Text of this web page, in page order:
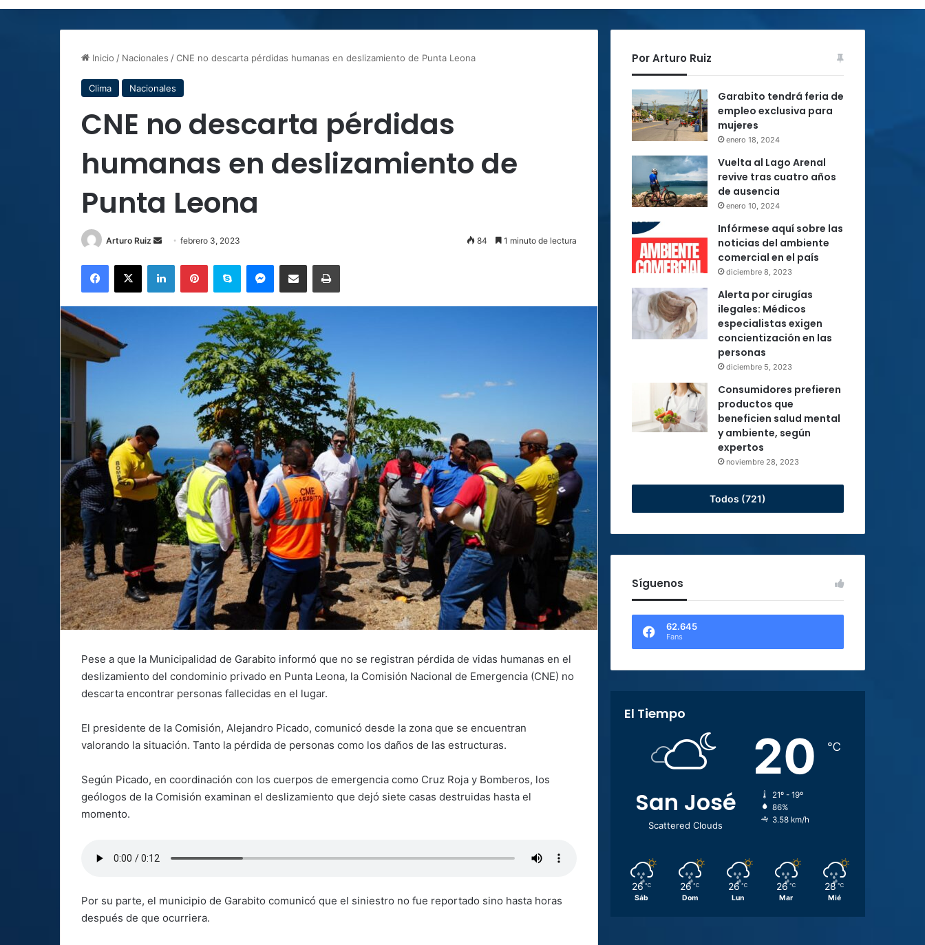
Inicio / Nacionales /CNE no descarta pérdidas humanas en deslizamiento de Punta Leona
Clima Nacionales
CNE no descarta pérdidas
humanas en deslizamiento de
Punta Leona
Arturo Ruiz
Sendfebrero 3, 2023 84 1 minuto de lectura
Facebook
X LinkedInPinterestSkype MessengerCompartir por correo electrónicoImprimir
Pese a que la Municipalidad de Garabito informó que no se registran pérdida de vidas humanas en el
deslizamiento del condominio privado en Punta Leona, la Comisión Nacional de Emergencia (CNE) no
descarta encontrar personas fallecidas en el lugar.
El presidente de la Comisión, Alejandro Picado, comunicó desde la zona que se encuentran
valorando la situación. Tanto la pérdida de personas como los daños de las estructuras.
Según Picado, en coordinación con los cuerpos de emergencia como Cruz Roja y Bomberos, los
geólogos de la Comisión examinan el deslizamiento que dejó siete casas destruidas hasta el
momento.
Por su parte, el municipio de Garabito comunicó que el siniestro no fue reportado sino hasta horas
después de que ocurriera.
Por Arturo Ruiz
Garabito tendrá feria de
empleo exclusiva para
mujeres
enero 18, 2024
Vuelta al Lago Arenal
revive tras cuatro años
de ausencia
enero 10, 2024
Infórmese aquí sobre las
noticias del ambiente
comercial en el país
diciembre 8, 2023
Alerta por cirugías
ilegales: Médicos
especialistas exigen
concientización en las
personas
diciembre 5, 2023
Consumidores prefieren
productos que
beneficien salud mental
y ambiente, según
expertos
noviembre 28, 2023
Todos (721)
Síguenos
62.645
Fans
El Tiempo
San José
Scattered Clouds
20 ℃
21º - 19º
86%
3.58 km/h
26 ℃
Sáb
26 ℃
Dom
26 ℃
Lun
26 ℃
Mar
28 ℃
Mié